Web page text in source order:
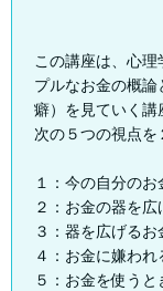
この講座は、心
プルなお金の概論
癖）を見ていく講
次の５つの視点を
１：今の自分の
２：お金の器を広
３：器を広げる
４：お金に嫌わ
５：お金を使う